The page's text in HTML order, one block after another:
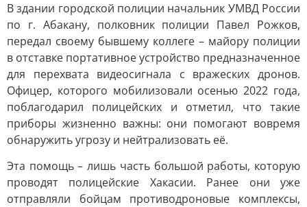
В здании городской полиции начальник УМВД России
по г. Абакану, полковник полиции Павел Рожков,
передал своему бывшему коллеге – майору полиции
в отставке портативное устройство предназначенное
для перехвата видеосигнала с вражеских дронов.
Офицер, которого мобилизовали осенью 2022 года,
поблагодарил полицейских и отметил, что такие
приборы жизненно важны: они помогают вовремя
обнаружить угрозу и нейтрализовать её.
Эта помощь – лишь часть большой работы, которую
проводят полицейские Хакасии. Ранее они уже
отправляли бойцам противодроновые комплексы,